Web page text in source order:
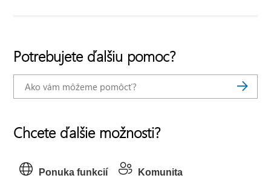
Potrebujete ďalšiu pomoc?
Chcete ďalšie možnosti?
Ponuka funkcií Komunita